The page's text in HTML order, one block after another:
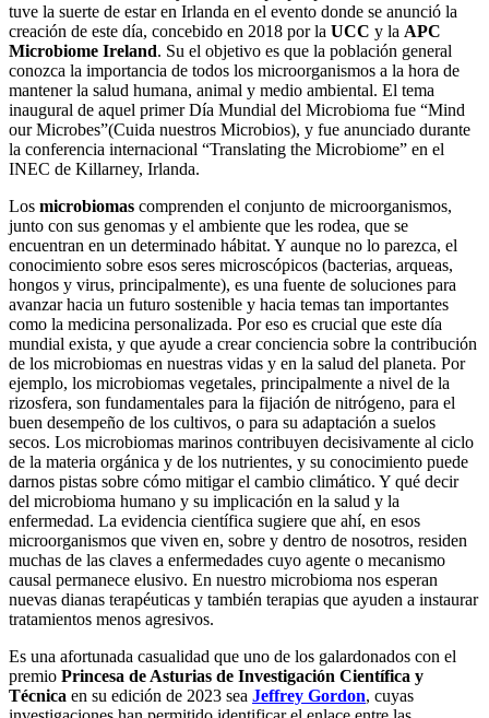
tuve la suerte de estar en Irlanda en el evento donde se anunció la
creación de este día, concebido en 2018 por la UCC y la APC
Microbiome Ireland. Su el objetivo es que la población general
conozca la importancia de todos los microorganismos a la hora de
mantener la salud humana, animal y medio ambiental. El tema
inaugural de aquel primer Día Mundial del Microbioma fue “Mind
our Microbes”(Cuida nuestros Microbios), y fue anunciado durante
la conferencia internacional “Translating the Microbiome” en el
INEC de Killarney, Irlanda.
Los microbiomas comprenden el conjunto de microorganismos,
junto con sus genomas y el ambiente que les rodea, que se
encuentran en un determinado hábitat. Y aunque no lo parezca, el
conocimiento sobre esos seres microscópicos (bacterias, arqueas,
hongos y virus, principalmente), es una fuente de soluciones para
avanzar hacia un futuro sostenible y hacia temas tan importantes
como la medicina personalizada. Por eso es crucial que este día
mundial exista, y que ayude a crear conciencia sobre la contribución
de los microbiomas en nuestras vidas y en la salud del planeta. Por
ejemplo, los microbiomas vegetales, principalmente a nivel de la
rizosfera, son fundamentales para la fijación de nitrógeno, para el
buen desempeño de los cultivos, o para su adaptación a suelos
secos. Los microbiomas marinos contribuyen decisivamente al ciclo
de la materia orgánica y de los nutrientes, y su conocimiento puede
darnos pistas sobre cómo mitigar el cambio climático. Y qué decir
del microbioma humano y su implicación en la salud y la
enfermedad. La evidencia científica sugiere que ahí, en esos
microorganismos que viven en, sobre y dentro de nosotros, residen
muchas de las claves a enfermedades cuyo agente o mecanismo
causal permanece elusivo. En nuestro microbioma nos esperan
nuevas dianas terapéuticas y también terapias que ayuden a instaurar
tratamientos menos agresivos.
Es una afortunada casualidad que uno de los galardonados con el
premio Princesa de Asturias de Investigación Científica y
Técnica en su edición de 2023 sea Jeffrey Gordon, cuyas